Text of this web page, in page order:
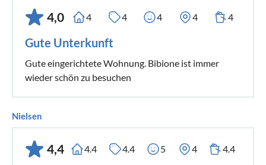
4,0 4 4 4 4 4
Gute Unterkunft
Gute eingerichtete Wohnung. Bibione ist immer
wieder schön zu besuchen
Nielsen
4,4 4.4 4.4 5 4 4.4